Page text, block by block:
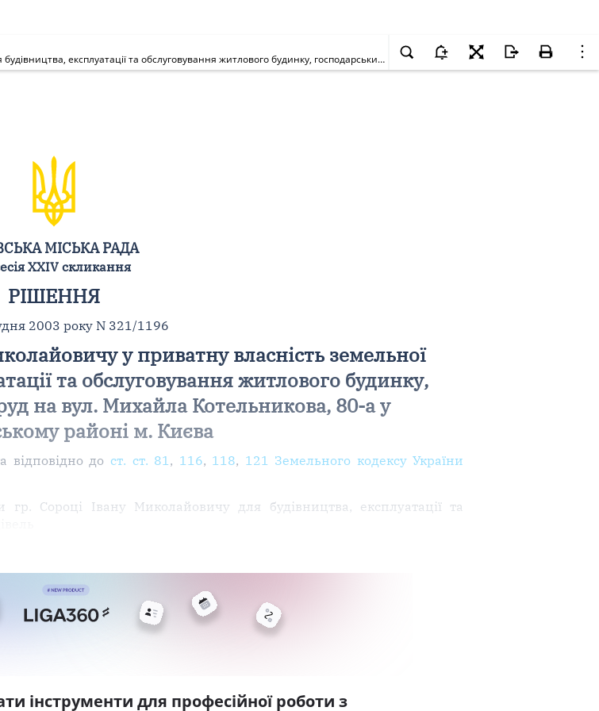
Про передачу гр. Сороці Івану Миколайовичу у приватну власність земельної ділянки для будівництва, експлуатації та обслуговування житлового будинку, господарських будівель і споруд на вул. Михайла Котельникова, 80-а у Святошинському районі м. Києва
МІСЬКА РАДА
XXIV скликання
РІШЕННЯ
2003 року N 321/1196
у приватну власність земельної
та обслуговування житлового будинку,
на вул. Михайла Котельникова, 80-а у
районі м. Києва
відповідно до ст. ст. 81 , 116, 118, 121 Земельного кодексу України
Сороці Івану Миколайовичу для будівництва, експлуатації та
інструменти для професійної роботи з